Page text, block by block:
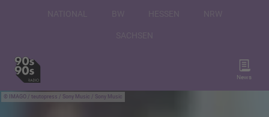
News
IMAGO / teutopress / Sony Music / Sony Music